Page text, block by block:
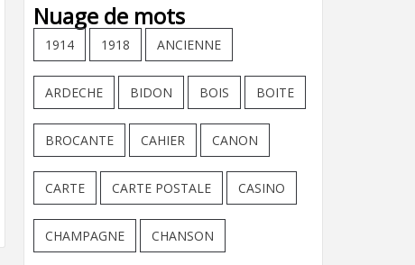
Nuage de mots
1914 1918 ANCIENNE
ARDECHE BIDON BOIS BOITE
BROCANTE CAHIER CANON
CARTE CARTE POSTALE CASINO
CHAMPAGNE CHANSON